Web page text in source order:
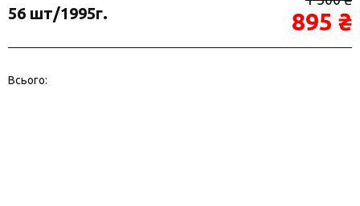
56 шт/1995г. 895 ₴
Всього: